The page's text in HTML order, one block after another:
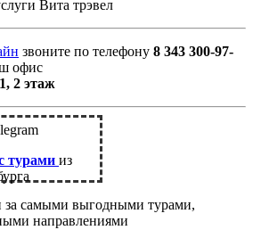
Вита трэвел
звоните по телефону 8 343 300-97-
офис
2 этаж
турами из
за самыми выгодными турами,
направлениями